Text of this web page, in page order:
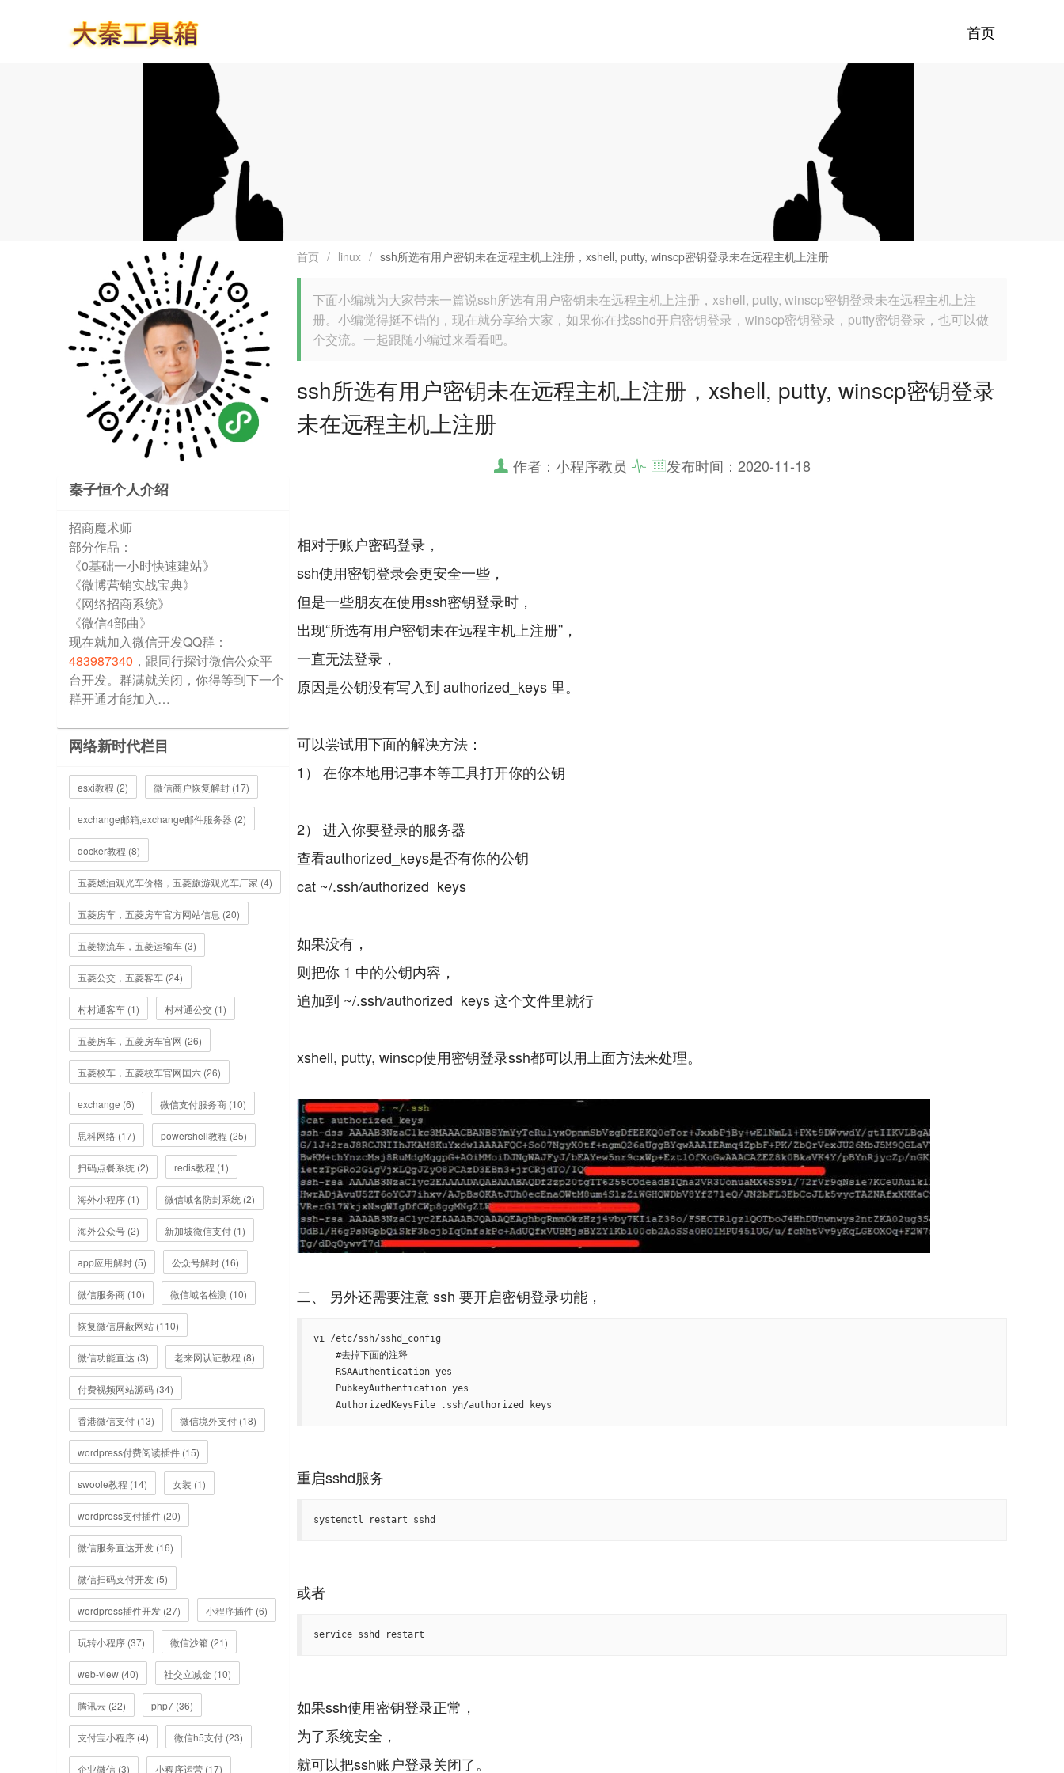
首页
秦子恒个人介绍
招商魔术师
部分作品：
《0基础一小时快速建站》
《微博营销实战宝典》
《网络招商系统》
《微信4部曲》
现在就加入微信开发QQ群：
483987340 ，跟同行探讨微信公众平
台开发。群满就关闭，你得等到下一个
群开通才能加入…
网络新时代栏目
esxi教程 (2) 微信商户恢复解封 (17)
exchange邮箱,exchange邮件服务器 (2)
docker教程 (8)
五菱燃油观光车价格，五菱旅游观光车厂家 (4)
五菱房车，五菱房车官方网站信息 (20)
五菱物流车，五菱运输车 (3)
五菱公交，五菱客车 (24)
村村通客车 (1) 村村通公交 (1)
五菱房车，五菱房车官网 (26)
五菱校车，五菱校车官网国六 (26)
exchange (6) 微信支付服务商 (10)
思科网络 (17) powershell教程 (25)
扫码点餐系统 (2) redis教程 (1)
海外小程序 (1) 微信域名防封系统 (2)
海外公众号 (2) 新加坡微信支付 (1)
app应用解封 (5) 公众号解封 (16)
微信服务商 (10) 微信域名检测 (10)
恢复微信屏蔽网站 (110)
微信功能直达 (3) 老来网认证教程 (8)
付费视频网站源码 (34)
香港微信支付 (13) 微信境外支付 (18)
wordpress付费阅读插件 (15)
swoole教程 (14) 女装 (1)
wordpress支付插件 (20)
微信服务直达开发 (16)
微信扫码支付开发 (5)
wordpress插件开发 (27) 小程序插件 (6)
玩转小程序 (37) 微信沙箱 (21)
web-view (40) 社交立减金 (10)
腾讯云 (22) php7 (36)
支付宝小程序 (4) 微信h5支付 (23)
企业微信 (3) 小程序运营 (17)
首页 / linux / ssh所选有用户密钥未在远程主机上注册，xshell, putty, winscp密钥登录未在远程主机上注册
下面小编就为大家带来一篇说ssh所选有用户密钥未在远程主机上注册，xshell, putty, winscp密钥登录未在远程主机上注
册。小编觉得挺不错的，现在就分享给大家，如果你在找sshd开启密钥登录，winscp密钥登录，putty密钥登录，也可以做
个交流。一起跟随小编过来看看吧。
ssh所选有用户密钥未在远程主机上注册，xshell, putty, winscp密钥登录
未在远程主机上注册
作者：小程序教员 发布时间： 2020-11-18
相对于账户密码登录，
ssh使用密钥登录会更安全一些，
但是一些朋友在使用ssh密钥登录时，
出现“所选有用户密钥未在远程主机上注册”，
一直无法登录，
原因是公钥没有写入到 authorized_keys 里。
可以尝试用下面的解决方法：
1） 在你本地用记事本等工具打开你的公钥
2） 进入你要登录的服务器
查看authorized_keys是否有你的公钥
cat ~/.ssh/authorized_keys
如果没有，
则把你 1 中的公钥内容，
追加到 ~/.ssh/authorized_keys 这个文件里就行
xshell, putty, winscp使用密钥登录ssh都可以用上面方法来处理。
vi /etc/ssh/sshd_config
systemctl restart sshd
或者
service sshd restart
如果ssh使用密钥登录正常，
为了系统安全，
就可以把ssh账户登录关闭了。